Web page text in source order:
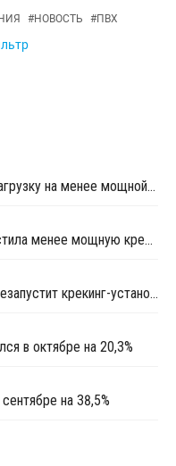
#НОВОСТЬ #ПВХ
JXTG Nippon Oil & Energy снизила загрузку на менее мощной крекинг-установке в Кавасаки ниже 80%
JXTG Nippon Oil & Energy перезапустила менее мощную крекинг-установку в Кавасаки
Keiyo Ethylene в конце февраля перезапустит крекинг-установку в Тибе после ремонта
в октябре на 20,3%
на 38,5%